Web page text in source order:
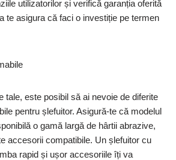
utilizatorilor și verifică garanția oferită
te asigura că faci o investiție pe termen
tale, este posibil să ai nevoie de diferite
pentru șlefuitor. Asigură-te că modelul
o gamă largă de hârtii abrazive,
accesorii compatibile. Un șlefuitor cu
rapid și ușor accesoriile îți va